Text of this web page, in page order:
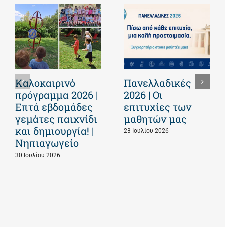
Καλοκαιρινό
πρόγραμμα 2026 |
Επτά εβδομάδες
γεμάτες παιχνίδι
και δημιουργία! |
Νηπιαγωγείο
30 Ιουλίου 2026
Πανελλαδικές
2026 | Οι
επιτυχίες των
μαθητών μας
23 Ιουλίου 2026